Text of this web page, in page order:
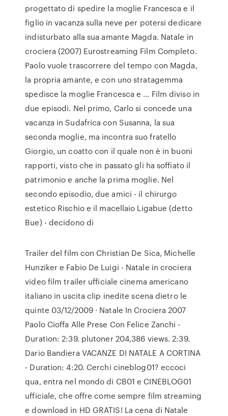
progettato di spedire la moglie Francesca e il
figlio in vacanza sulla neve per potersi dedicare
indisturbato alla sua amante Magda. Natale in
crociera (2007) Eurostreaming Film Completo.
Paolo vuole trascorrere del tempo con Magda,
la propria amante, e con uno stratagemma
spedisce la moglie Francesca e … Film diviso in
due episodi. Nel primo, Carlo si concede una
vacanza in Sudafrica con Susanna, la sua
seconda moglie, ma incontra suo fratello
Giorgio, un coatto con il quale non è in buoni
rapporti, visto che in passato gli ha soffiato il
patrimonio e anche la prima moglie. Nel
secondo episodio, due amici - il chirurgo
estetico Rischio e il macellaio Ligabue (detto
Bue) - decidono di
Trailer del film con Christian De Sica, Michelle
Hunziker e Fabio De Luigi - Natale in crociera
video film trailer ufficiale cinema americano
italiano in uscita clip inedite scena dietro le
quinte 03/12/2009 · Natale In Crociera 2007
Paolo Cioffa Alle Prese Con Felice Zanchi -
Duration: 2:39. plutoner 204,386 views. 2:39.
Dario Bandiera VACANZE DI NATALE A CORTINA
- Duration: 4:20. Cerchi cineblog01? eccoci
qua, entra nel mondo di CB01 e CINEBLOG01
ufficiale, che offre come sempre film streaming
e download in HD GRATIS! La cena di Natale